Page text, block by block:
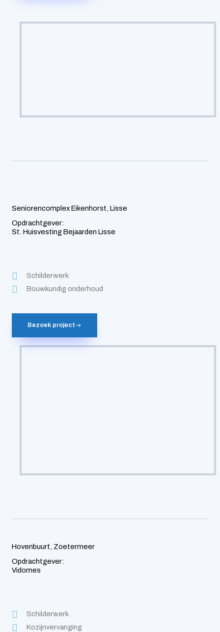
Seniorencomplex Eikenhorst, Lisse
Opdrachtgever:
St. Huisvesting Bejaarden Lisse
Schilderwerk
Bouwkundig onderhoud
Bezoek project
Hovenbuurt, Zoetermeer
Opdrachtgever:
Vidomes
Schilderwerk
Kozijnvervanging